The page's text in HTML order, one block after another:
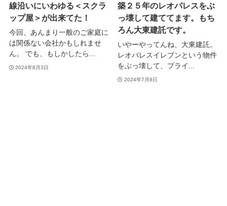
線沿いにいわゆる＜スクラ
ップ屋＞が出来てた！
今回、あんまり一般のご家庭に
は関係ない会社かもしれませ
ん。 でも、もしかしたら...
2024年8月3日
築２５年のレオパレスをぶ
っ壊して建ててます。もち
ろん大東建託です。
いやーやってんね、大東建託。
レオパレスイレブンという物件
をぶっ壊して、プライ...
2024年7月8日